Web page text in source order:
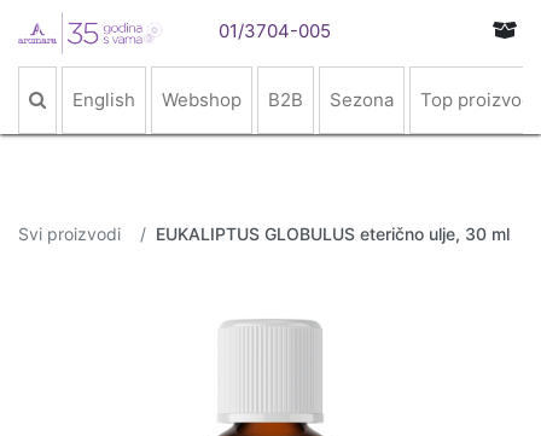
01/3704-005
English Webshop B2B Sezona Top proizvodi
Svi proizvodi EUKALIPTUS GLOBULUS eterično ulje, 30 ml